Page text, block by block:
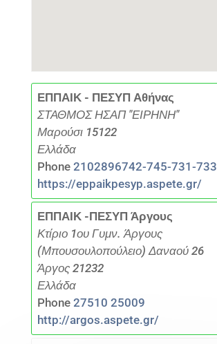
ΕΠΠΑΙΚ - ΠΕΣΥΠ Αθήνας
ΣΤΑΘΜΟΣ ΗΣΑΠ "ΕΙΡΗΝΗ"
Μαρούσι 15122
Ελλάδα
Phone 2102896742-745-731-733
https://eppaikpesyp.aspete.gr/
ΕΠΠΑΙΚ -ΠΕΣΥΠ Άργους
Κτίριο 1ου Γυμν. Άργους
(Μπουσουλοπούλειο) Δαναού 26
Άργος 21232
Ελλάδα
Phone 27510 25009
http://argos.aspete.gr/